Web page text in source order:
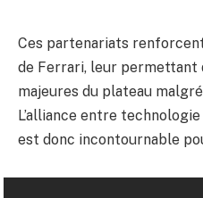
Ces partenariats
de Ferrari, leur permettant
majeures du plateau
L’alliance entre
est donc incontournable